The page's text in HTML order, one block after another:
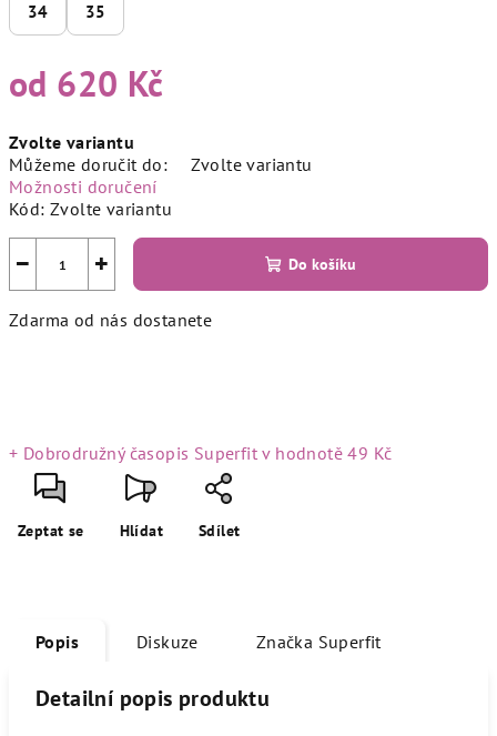
34 35
od 620 Kč
cena:
Zvolte variantu
Můžeme doručit do:
Zvolte variantu
Možnosti doručení
Kód: Zvolte variantu
+
− Do košíku
Zdarma od nás dostanete
+ Dobrodružný časopis Superfitv hodnotě 49 Kč
Zeptat se Hlídat Sdílet
Popis Diskuze Značka Superfit
Detailní popis produktu